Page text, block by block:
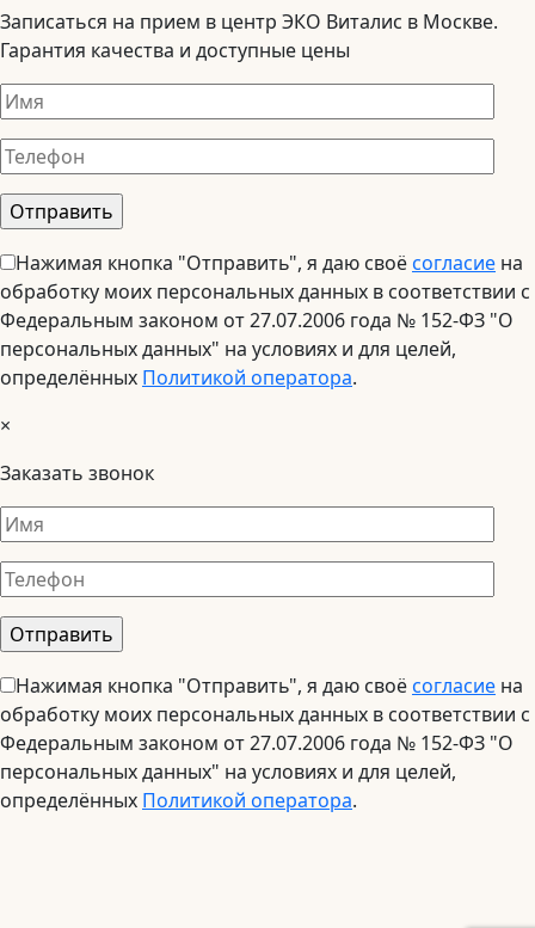
Записаться на прием в центр ЭКО Виталис в Москве.
Гарантия качества и доступные цены
Нажимая кнопка "Отправить", я даю своёсогласие на
обработку моих персональных данных в соответствии с
Федеральным законом от 27.07.2006 года № 152-ФЗ "О
персональных данных" на условиях и для целей,
определённых Политикой оператора.
×
Заказать звонок
Нажимая кнопка "Отправить", я даю своёсогласие на
обработку моих персональных данных в соответствии с
Федеральным законом от 27.07.2006 года № 152-ФЗ "О
персональных данных" на условиях и для целей,
определённых Политикой оператора.